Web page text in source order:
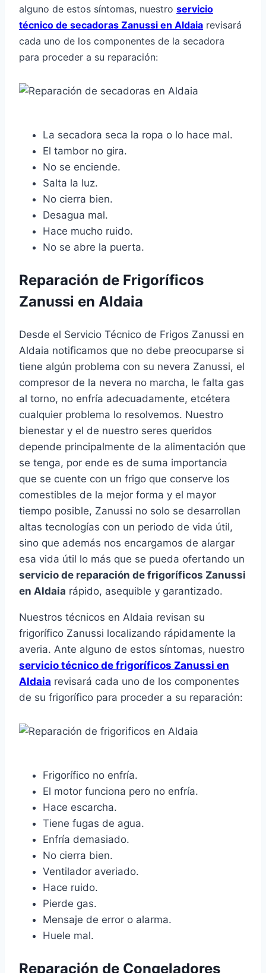
alguno de estos síntomas, nuestro servicio
técnico de secadoras Zanussi en Aldaia revisará
cada uno de los componentes de la secadora
para proceder a su reparación:
La secadora seca la ropa o lo hace mal.
El tambor no gira.
No se enciende.
Salta la luz.
No cierra bien.
Desagua mal.
Hace mucho ruido.
No se abre la puerta.
Reparación de Frigoríficos
Zanussi en Aldaia
Desde el Servicio Técnico de Frigos Zanussi en
Aldaia notificamos que no debe preocuparse si
tiene algún problema con su nevera Zanussi, el
compresor de la nevera no marcha, le falta gas
al torno, no enfría adecuadamente, etcétera
cualquier problema lo resolvemos. Nuestro
bienestar y el de nuestro seres queridos
depende principalmente de la alimentación que
se tenga, por ende es de suma importancia
que se cuente con un frigo que conserve los
comestibles de la mejor forma y el mayor
tiempo posible, Zanussi no solo se desarrollan
altas tecnologías con un periodo de vida útil,
sino que además nos encargamos de alargar
esa vida útil lo más que se pueda ofertando un
servicio de reparación de frigoríficos Zanussi
en Aldaia rápido, asequible y garantizado.
Nuestros técnicos en Aldaia revisan su
frigorífico Zanussi localizando rápidamente la
averia. Ante alguno de estos síntomas, nuestro
servicio técnico de frigoríficos Zanussi en
Aldaia revisará cada uno de los componentes
de su frigorífico para proceder a su reparación:
Frigorífico no enfría.
El motor funciona pero no enfría.
Hace escarcha.
Tiene fugas de agua.
Enfría demasiado.
No cierra bien.
Ventilador averiado.
Hace ruido.
Pierde gas.
Mensaje de error o alarma.
Huele mal.
Reparación de Congeladores